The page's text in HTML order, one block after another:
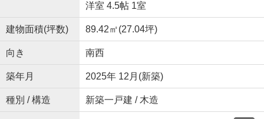
洋室 4.5帖 1室
建物面積(坪数) 89.42㎡(27.04坪)
向き 南西
築年月 2025年 12月(新築)
種別 / 構造 新築一戸建 / 木造